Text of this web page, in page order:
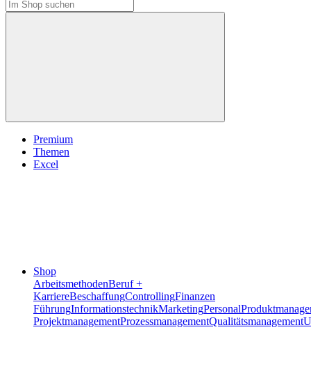
Premium
Themen
Excel
Shop
ArbeitsmethodenBeruf +
KarriereBeschaffungControllingFinanzen
FührungInformationstechnikMarketingPersonal
ProjektmanagementProzessmanagementQualitätsmanagement